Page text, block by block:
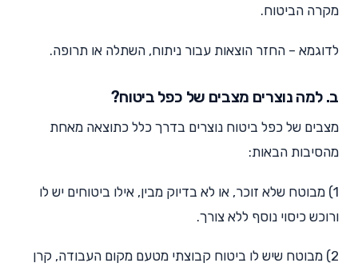
מקרה הביטוח.
לדוגמא – החזר הוצאות עבור ניתוח, השתלה או תרופה.
ב. למה נוצרים מצבים של כפל ביטוח?
מצבים של כפל ביטוח נוצרים בדרך כלל כתוצאה מאחת
מהסיבות הבאות:
1) מבוטח שלא זוכר, או לא בדיוק מבין, אילו ביטוחים יש לו
ורוכש כיסוי נוסף ללא צורך.
2) מבוטח שיש לו ביטוח קבוצתי מטעם מקום העבודה, קרן